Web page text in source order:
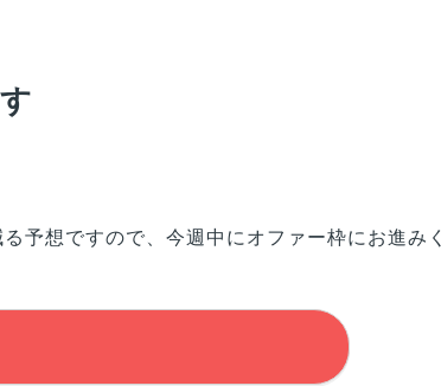
予想ですので、今週中にオファー枠にお進みく